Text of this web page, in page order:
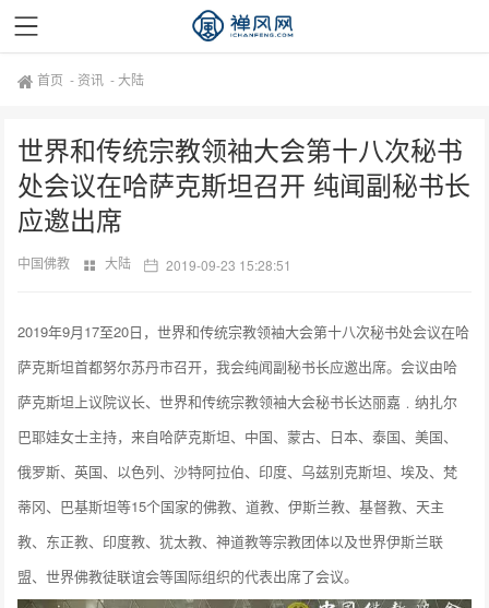
首页 - 资讯 -大陆
世界和传统宗教领袖大会第十八次秘书
处会议在哈萨克斯坦召开 纯闻副秘书长
应邀出席
中国佛教 大陆 2019-09-23 15:28:51
2019年9月17至20日，世界和传统宗教领袖大会第十八次秘书处会议在哈
萨克斯坦首都努尔苏丹市召开，我会纯闻副秘书长应邀出席。会议由哈
萨克斯坦上议院议长、世界和传统宗教领袖大会秘书长达丽嘉﹒纳扎尔
巴耶娃女士主持，来自哈萨克斯坦、中国、蒙古、日本、泰国、美国、
俄罗斯、英国、以色列、沙特阿拉伯、印度、乌兹别克斯坦、埃及、梵
蒂冈、巴基斯坦等15个国家的佛教、道教、伊斯兰教、基督教、天主
教、东正教、印度教、犹太教、神道教等宗教团体以及世界伊斯兰联
盟、世界佛教徒联谊会等国际组织的代表出席了会议。